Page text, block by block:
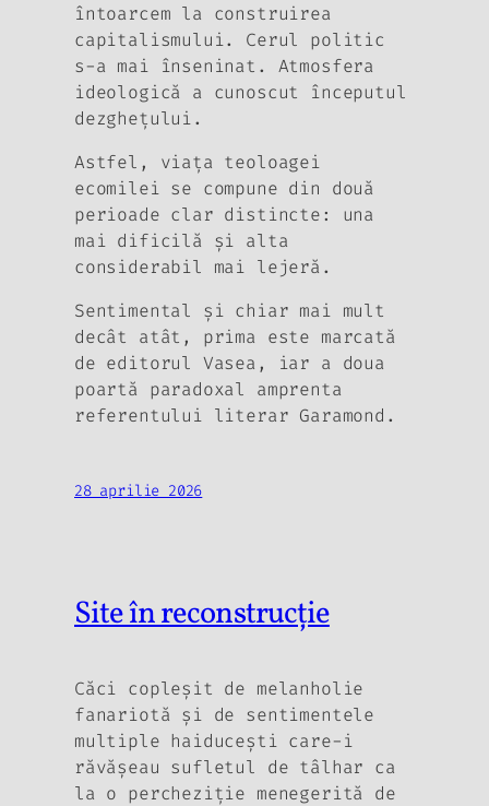
întoarcem la construirea
capitalismului. Cerul politic
s-a mai înseninat. Atmosfera
ideologică a cunoscut începutul
dezgheţului.
Astfel, viaţa teoloagei
ecomilei se compune din două
perioade clar distincte: una
mai dificilă şi alta
considerabil mai lejeră.
Sentimental şi chiar mai mult
decât atât, prima este marcată
de editorul Vasea, iar a doua
poartă paradoxal amprenta
referentului literar Garamond.
28 aprilie 2026
Site în reconstrucție
Căci copleşit de melanholie
fanariotă şi de sentimentele
multiple haiduceşti care-i
răvăşeau sufletul de tâlhar ca
la o percheziţie menegerită de